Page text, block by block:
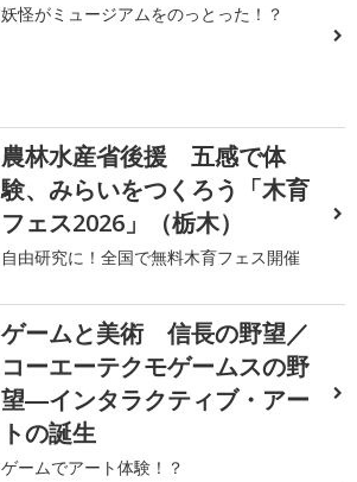
妖怪がミュージアムをのっとった！？
農林水産省後援 五感で体
験、みらいをつくろう「木育
フェス2026」（栃木）
自由研究に！全国で無料木育フェス開催
ゲームと美術 信長の野望／
コーエーテクモゲームスの野
望―インタラクティブ・アー
トの誕生
ゲームでアート体験！？